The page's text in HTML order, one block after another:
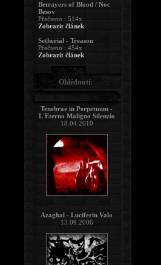
Betrayers of Blood / Noc
Besov
Přečteno : 514x
Zobrazit článek
Setherial - Treason
Přečteno : 454x
Zobrazit článek
Ohlédnutí:
Tenebrae in Perpetuum -
L'Eterno Maligno Silenzio
18.04.2010
Azaghal - Luciferin Valo
13.09.2006